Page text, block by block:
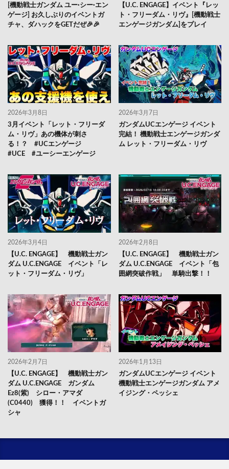
[機動戦士ガンダム ユー·シー·エン
ゲージ] お久しぶりのイベントガ
チャ、ダハックをGETだぜ🎉🎉
【U.C. ENGAGE】イベント『レッ
ト・フリーダム・リヴ』[機動戦士
エンゲージガンダム]をプレイ
2026年3月8日
3月イベント「レット・フリーダ
ム・リヴ」あの機体が刺さ
る！？ #UCエンゲージ
#UCE #ユーシーエンゲージ
2026年3月7日
ガンダムUCエンゲージ イベント
完結！ 機動戦士エンゲージガンダ
ム レット・フリーダム・リヴ
2026年3月4日
【U.C. ENGAGE】 機動戦士ガン
ダム U.C.ENGAGE イベント「レ
ット・フリーダム・リヴ」
2026年2月8日
【U.C. ENGAGE】 機動戦士ガン
ダム U.C.ENGAGE イベント「包
囲網突破作戦」 単騎出撃！！
2026年2月7日
【U.C. ENGAGE】 機動戦士ガン
ダム U.C.ENGAGE ガンダム
Ez8(紫) シロー・アマダ
(C0440) 獲得！！ イベントガ
シャ
2026年1月13日
ガンダムUCエンゲージ イベント
機動戦士エンゲージガンダム アメ
イジング・ペッシェ